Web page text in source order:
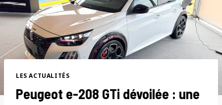
LES ACTUALITÉS
Peugeot e-208 GTi dévoilée : une